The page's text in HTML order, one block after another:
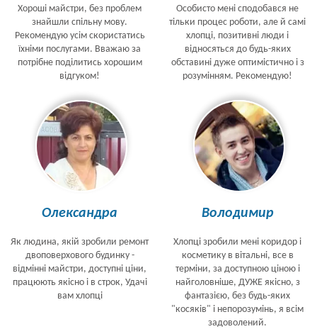
Хороші майстри, без проблем
знайшли спільну мову.
Рекомендую усім скористатись
їхніми послугами. Вважаю за
потрібне поділитись хорошим
відгуком!
Особисто мені сподобався не
тільки процес роботи, але й самі
хлопці, позитивні люди і
відносяться до будь-яких
обставині дуже оптимістично і з
розумінням. Рекомендую!
Олександра
Як людина, якій зробили ремонт
двоповерхового будинку -
відмінні майстри, доступні ціни,
працюють якісно і в строк, Удачі
вам хлопці
Володимир
Хлопці зробили мені коридор і
косметику в вітальні, все в
терміни, за доступною ціною і
найголовніше, ДУЖЕ якісно, з
фантазією, без будь-яких
"косяків" і непорозумінь, я всім
задоволений.